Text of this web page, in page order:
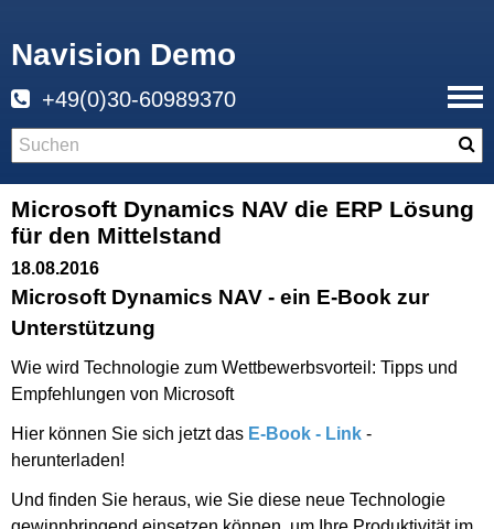
Navision Demo
+49(0)30-60989370
Microsoft Dynamics NAV die ERP Lösung
für den Mittelstand
18.08.2016
Microsoft Dynamics NAV - ein E-Book zur
Unterstützung
Wie wird Technologie zum Wettbewerbsvorteil: Tipps und
Empfehlungen von Microsoft
Hier können Sie sich jetzt das E-Book - Link -
herunterladen!
Und finden Sie heraus, wie Sie diese neue Technologie